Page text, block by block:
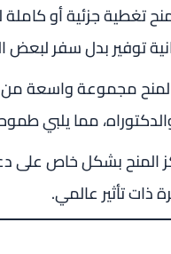
تغطية جزئية أو
توفير بدل سفر لبعض
مجموعة واسعة من
مما يلبي
المنح بشكل خاص على
ذات تأثير عالمي.